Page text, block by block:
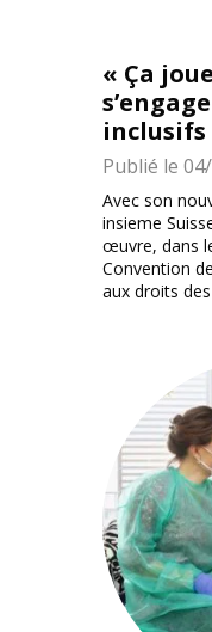
« Ça
inclusifs
Publié le
Avec son
insieme
œuvre, dans
Convention
aux droits